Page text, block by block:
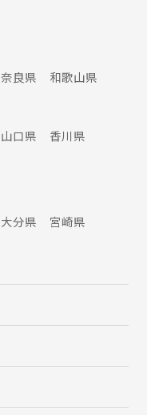
奈良県 和歌山県
山口県
香川県
大分県
宮崎県